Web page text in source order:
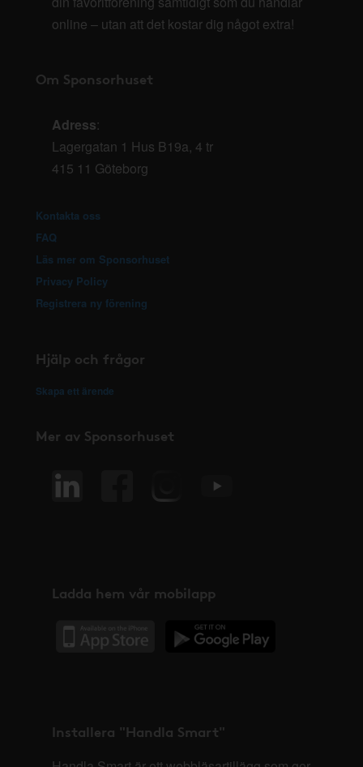
online – utan att det kostar dig något extra!
Om Sponsorhuset
Adress:
Lagergatan 1 Hus B19a, 4 tr
415 11 Göteborg
Kontakta oss
FAQ
Läs mer om Sponsorhuset
Privacy Policy
Registrera ny förening
Hjälp och frågor
Skapa ett ärende
Mer av Sponsorhuset
Ladda hem vår mobilapp
Installera "Handla Smart"